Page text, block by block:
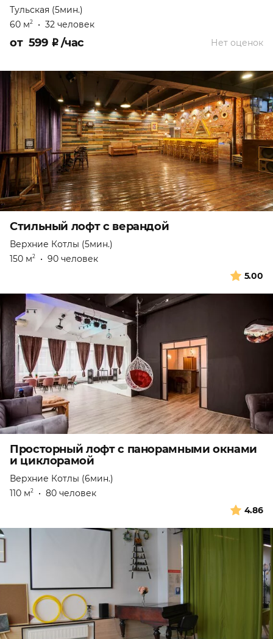
Тульская (5мин.)
60 м2 • 32 человек
Нет оценок
от 599 ₽/час
Стильный лофт с верандой
Верхние Котлы (5мин.)
150 м2 • 90 человек
5.00
Просторный лофт с панорамными окнами
и циклорамой
Верхние Котлы (6мин.)
110 м2 • 80 человек
4.86